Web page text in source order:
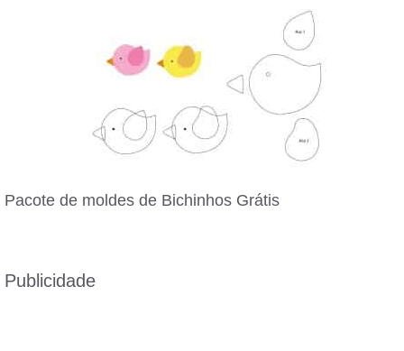
Pacote de moldes de Bichinhos Grátis
Publicidade